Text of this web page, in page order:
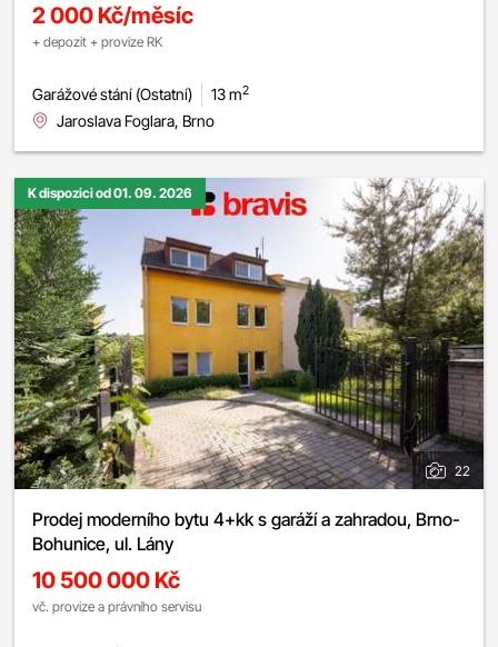
2 000 Kč/měsíc
+ depozit + provize RK
Garážové stání (Ostatní) 13 m2
Jaroslava Foglara, Brno
K dispozici od 01. 09. 2026
22
Prodej moderního bytu 4+kk s garáží a zahradou, Brno-
Bohunice, ul. Lány
10 500 000 Kč
vč. provize a právního servisu